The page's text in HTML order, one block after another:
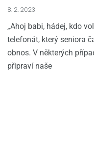
8. 2. 2023
„Ahoj babi, hádej, kdo
telefonát, který seniora
obnos. V některých
připraví naše